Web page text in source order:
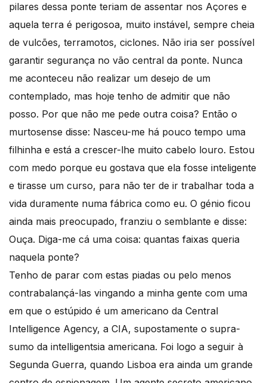
pilares dessa ponte teriam de assentar nos Açores e
aquela terra é perigosoa, muito instável, sempre cheia
de vulcões, terramotos, ciclones. Não iria ser possível
garantir segurança no vão central da ponte. Nunca
me aconteceu não realizar um desejo de um
contemplado, mas hoje tenho de admitir que não
posso. Por que não me pede outra coisa? Então o
murtosense disse: Nasceu-me há pouco tempo uma
filhinha e está a crescer-lhe muito cabelo louro. Estou
com medo porque eu gostava que ela fosse inteligente
e tirasse um curso, para não ter de ir trabalhar toda a
vida duramente numa fábrica como eu. O génio ficou
ainda mais preocupado, franziu o semblante e disse:
Ouça. Diga-me cá uma coisa: quantas faixas queria
naquela ponte?
Tenho de parar com estas piadas ou pelo menos
contrabalançá-las vingando a minha gente com uma
em que o estúpido é um americano da Central
Intelligence Agency, a CIA, supostamente o supra-
sumo da intelligentsia americana. Foi logo a seguir à
Segunda Guerra, quando Lisboa era ainda um grande